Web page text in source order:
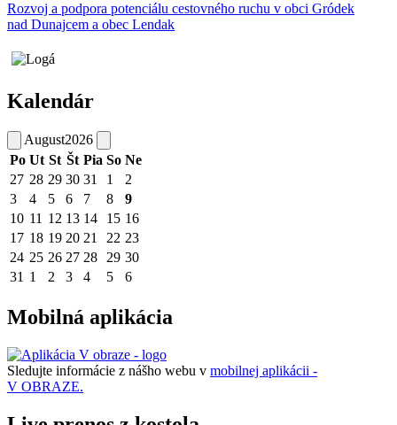
Rozvoj a podpora potenciálu cestovného ruchu v obci Gródek
nad Dunajcem a obec Lendak
Kalendár
August2026
Po Ut St Št Pia So Ne
27 28 29 30 31 1
2
3
4 5 6 7 8
9
10 11 12 13 14 15 16
17 18 19 20 21 22 23
24 25 26 27 28 29 30
31 1 2 3 4 5 6
Mobilná aplikácia
Sledujte informácie z nášho webu v mobilnej aplikácii -
V OBRAZE.